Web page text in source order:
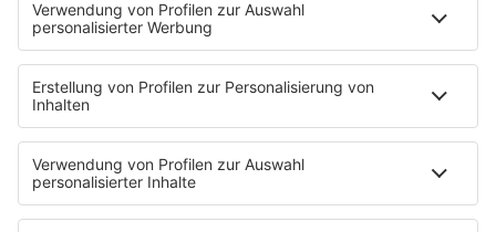
Newsletter
Jobs & Praktika
Pressekontakt
Presse & Downloads
Verkehr
Wetter
EMPFANG